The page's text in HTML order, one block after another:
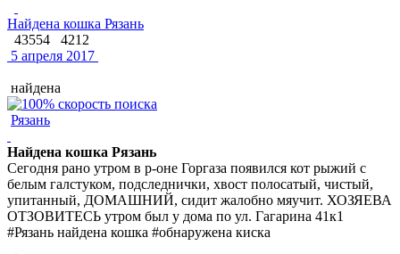
Найдена кошка Рязань
43554
4212
5 апреля 2017
найдена
Рязань
Найдена кошка Рязань
Сегодня рано утром в р-оне Горгаза появился кот рыжий с
белым галстуком, подследнички, хвост полосатый, чистый,
упитанный, ДОМАШНИЙ, сидит жалобно мяучит. ХОЗЯЕВА
ОТЗОВИТЕСЬ утром был у дома по ул. Гагарина 41к1
#Рязань найдена кошка #обнаружена киска